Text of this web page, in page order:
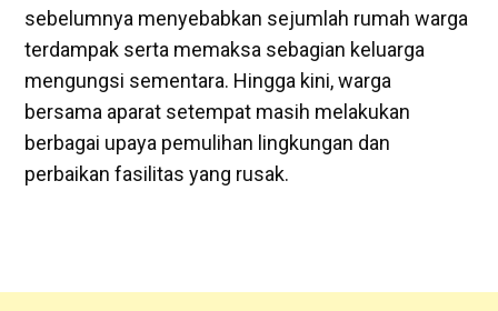
sebelumnya menyebabkan sejumlah rumah warga
terdampak serta memaksa sebagian keluarga
mengungsi sementara. Hingga kini, warga
bersama aparat setempat masih melakukan
berbagai upaya pemulihan lingkungan dan
perbaikan fasilitas yang rusak.